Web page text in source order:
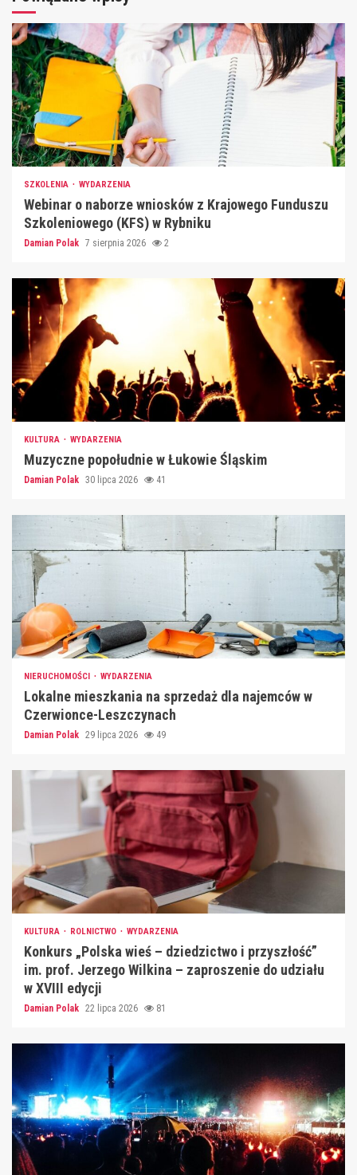
SZKOLENIA WYDARZENIA
Webinar o naborze wniosków z Krajowego Funduszu
Szkoleniowego (KFS) w Rybniku
Damian Polak 7 sierpnia 2026 2
KULTURA WYDARZENIA
Muzyczne popołudnie w Łukowie Śląskim
Damian Polak 30 lipca 2026 41
NIERUCHOMOŚCI WYDARZENIA
Lokalne mieszkania na sprzedaż dla najemców w
Czerwionce-Leszczynach
Damian Polak 29 lipca 2026 49
KULTURA ROLNICTWO WYDARZENIA
Konkurs „Polska wieś – dziedzictwo i przyszłość”
im. prof. Jerzego Wilkina – zaproszenie do udziału
w XVIII edycji
Damian Polak 22 lipca 2026 81